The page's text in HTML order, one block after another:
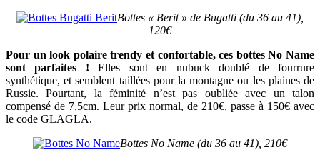
Bottes « Berit » de Bugatti (du 36 au 41),
120€
Pour un look polaire trendy et confortable, ces bottes No Name
sont parfaites ! Elles sont en nubuck doublé de fourrure
synthétique, et semblent taillées pour la montagne ou les plaines de
Russie. Pourtant, la féminité n’est pas oubliée avec un talon
compensé de 7,5cm. Leur prix normal, de 210€, passe à 150€ avec
le code GLAGLA.
Bottes No Name (du 36 au 41), 210€